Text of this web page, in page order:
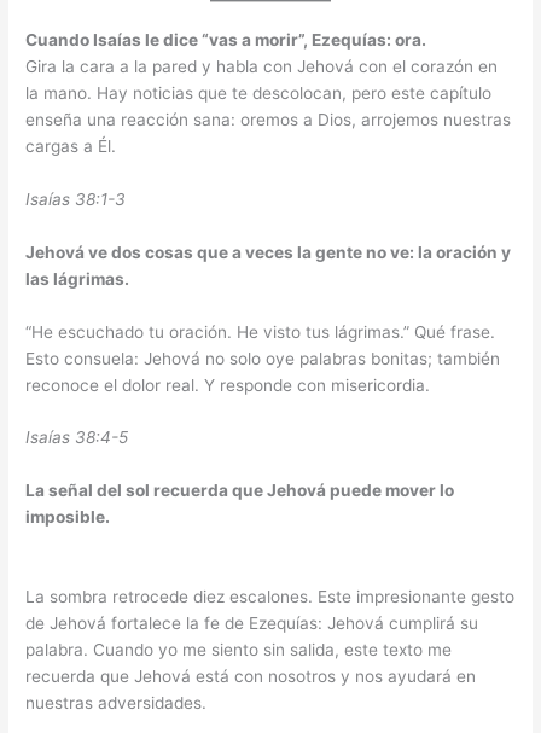
Cuando Isaías le dice “vas a morir”, Ezequías: ora.
Gira la cara a la pared y habla con Jehová con el corazón en
la mano. Hay noticias que te descolocan, pero este capítulo
enseña una reacción sana: oremos a Dios, arrojemos nuestras
cargas a Él.
Isaías 38:1-3
Jehová ve dos cosas que a veces la gente no ve: la oración y
las lágrimas.
“He escuchado tu oración. He visto tus lágrimas.” Qué frase.
Esto consuela: Jehová no solo oye palabras bonitas; también
reconoce el dolor real. Y responde con misericordia.
Isaías 38:4-5
La señal del sol recuerda que Jehová puede mover lo
imposible.
La sombra retrocede diez escalones. Este impresionante gesto
de Jehová fortalece la fe de Ezequías: Jehová cumplirá su
palabra. Cuando yo me siento sin salida, este texto me
recuerda que Jehová está con nosotros y nos ayudará en
nuestras adversidades.